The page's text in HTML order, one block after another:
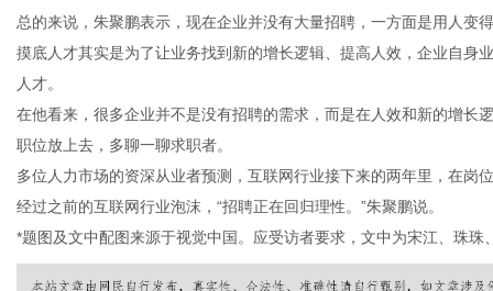
总的来说，朱聚鹏表示，现在企业并没有大量招聘，一方面是用人变
摸底人才其实是为了让业务找到新的增长逻辑、提高人效，企业自身
人才。
在他看来，很多企业并不是没有招聘的需求，而是在人效和新的增长
职位放上去，多聊一聊求职者。
多位人力市场的资深从业者预测，互联网行业接下来的两年里，在岗
经过之前的互联网行业泡沫，“招聘正在回归理性。”朱聚鹏说。
*题图及文中配图来源于视觉中国。应受访者要求，文中为宋江、珠珠